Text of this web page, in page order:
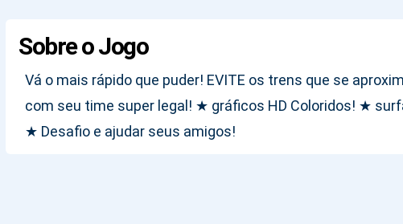
Sobre o Jogo
Vá o mais rápido que puder! EVITE os trens que se
com seu time super legal! ★ gráficos HD Coloridos! ★
★ Desafio e ajudar seus amigos!